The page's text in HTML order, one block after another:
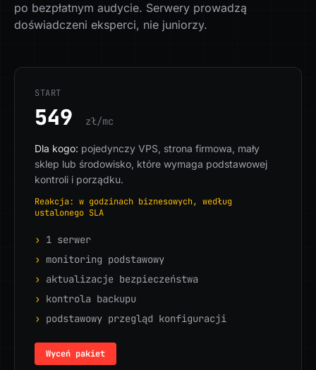
po bezpłatnym audycie. Serwery prowadzą
doświadczeni eksperci, nie juniorzy.
START
549 zł/mc
Dla kogo: pojedynczy VPS, strona firmowa, mały
sklep lub środowisko, które wymaga podstawowej
kontroli i porządku.
Reakcja: w godzinach biznesowych, według
ustalonego SLA
› 1 serwer
› monitoring podstawowy
› aktualizacje bezpieczeństwa
› kontrola backupu
› podstawowy przegląd konfiguracji
Wyceń pakiet